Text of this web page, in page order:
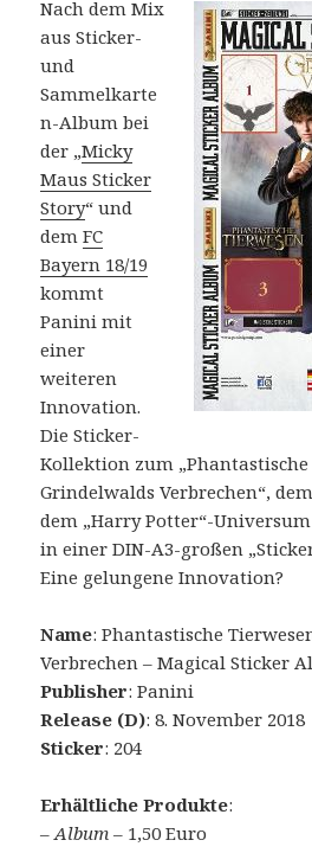
Nach dem Mix
aus Sticker-
und
Sammelkarte
n-Album bei
der „Micky
Maus Sticker
Story“ und
demFC
Bayern 18/19
kommt
Panini mit
einer
weiteren
Innovation.
Die Sticker-
Kollektion zum „Phantastische
Grindelwalds Verbrechen“,
dem „Harry Potter“-
in einer DIN-A3-großen
Eine gelungene Innovation?
Name: Phantastische
Verbrechen – Magical Sticker
Publisher: Panini
Release (D): 8. November 2018
Sticker: 204
Erhältliche Produkte:
–Album – 1,50 Euro